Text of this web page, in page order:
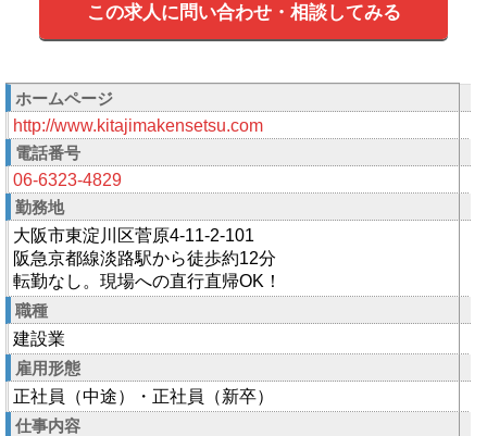
この求人に問い合わせ・相談してみる
ホームページ
http://www.kitajimakensetsu.com
電話番号
06-6323-4829
勤務地
大阪市東淀川区菅原4-11-2-101
阪急京都線淡路駅から徒歩約12分
転勤なし。現場への直行直帰OK！
職種
建設業
雇用形態
正社員（中途）・正社員（新卒）
仕事内容